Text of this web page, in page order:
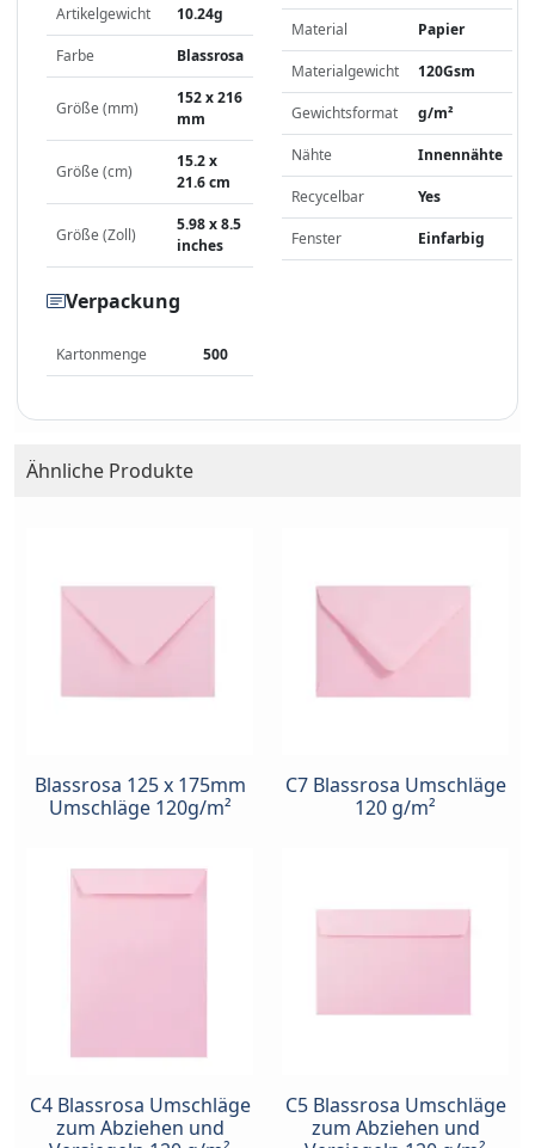
Artikelgewicht 10.24g
Farbe Blassrosa
Größe (mm)
152 x 216
mm
Größe (cm)
15.2 x
21.6 cm
Größe (Zoll)
5.98 x 8.5
inches
Material Papier
Materialgewicht 120Gsm
Gewichtsformat g/m²
Nähte Innennähte
Recycelbar Yes
Fenster Einfarbig
Verpackung
Kartonmenge 500
Ähnliche Produkte
Blassrosa 125 x 175mm
Umschläge 120g/m²
C7 Blassrosa Umschläge
120 g/m²
C4 Blassrosa Umschläge
zum Abziehen und
C5 Blassrosa Umschläge
zum Abziehen und